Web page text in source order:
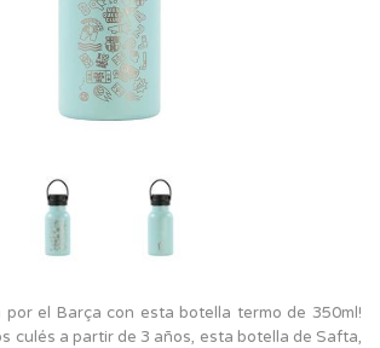
por el Barça con esta botella termo de 350ml!
culés a partir de 3 años, esta botella de Safta,